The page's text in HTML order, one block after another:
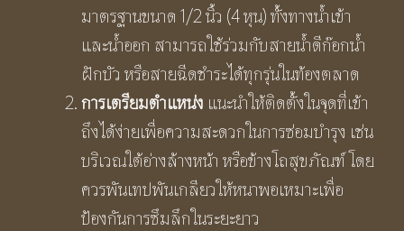
มาตรฐานขนาด 1/2 นิ้ว (4 หุน) ทั้งทางน้ำเข้า
และน้ำออก สามารถใช้ร่วมกับสายน้ำดีก๊อกน้ำ
ฝักบัว หรือสายฉีดชำระได้ทุกรุ่นในท้องตลาด
การเตรียมตำแหน่ง แนะนำให้ติดตั้งในจุดที่เข้า
ถึงได้ง่ายเพื่อความสะดวกในการซ่อมบำรุง เช่น
บริเวณใต้อ่างล้างหน้า หรือข้างโถสุขภัณฑ์ โดย
ควรพันเทปพันเกลียวให้หนาพอเหมาะเพื่อ
ป้องกันการซึมลึกในระยะยาว